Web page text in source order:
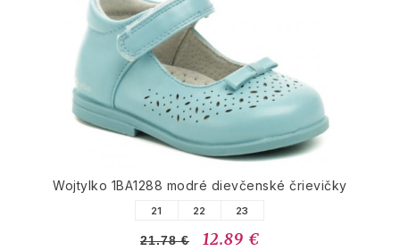
Wojtylko 1BA1288 modré dievčenské črievičky
21 22 23
21.78 € 12.89 €